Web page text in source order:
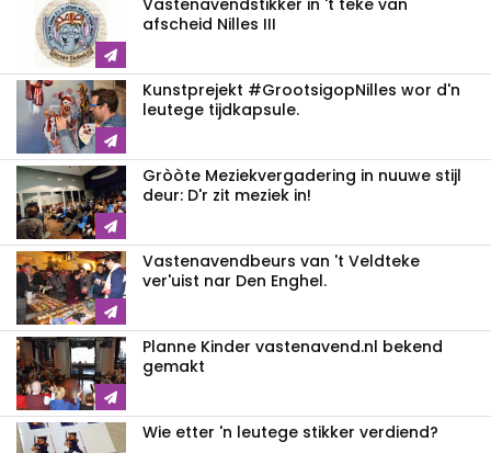
Vastenavendstikker in 't teke van
afscheid Nilles III
Kunstprejekt #GrootsigopNilles wor d'n
leutege tijdkapsule.
Gròòte Meziekvergadering in nuuwe stijl
deur: D'r zit meziek in!
Vastenavendbeurs van 't Veldteke
ver'uist nar Den Enghel.
Planne Kinder vastenavend.nl bekend
gemakt
Wie etter 'n leutege stikker verdiend?